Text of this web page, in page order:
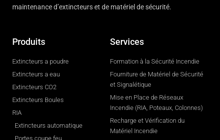
maintenance d’extincteurs et de matériel de sécurité.
Produits
Extincteurs a poudre
Extincteurs a eau
Extincteurs CO2
Extincteurs Boules
RIA
Extincteurs automatique
Portes coupe feu
Services
Formation à la Sécurité Incendie
Fourniture de Matériel de Sécurité
et Signalétique
Mise en Place de Réseaux
Incendie (RIA, Poteaux, Colonnes)
Recharge et Vérification du
Matériel Incendie